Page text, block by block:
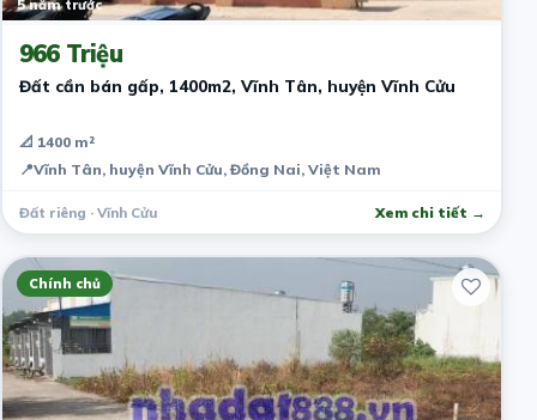
5 năm trước
966 Triệu
Đất cần bán gấp, 1400m2, Vĩnh Tân, huyện Vĩnh Cửu
📐 1400 m²
📍Vĩnh Tân, huyện Vĩnh Cửu, Đồng Nai, Việt Nam
Đất riêng · Vĩnh Cửu Xem chi tiết →
Chính chủ